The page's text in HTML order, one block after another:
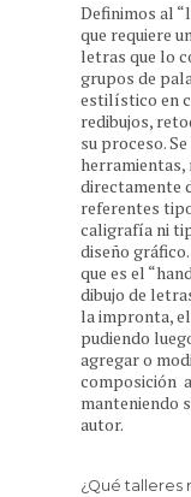
Definimos al
que requiere
letras que lo
grupos de
estilístico en
redibujos,
su proceso.
herramientas,
directamente
referentes
caligrafía ni
diseño
que es el
dibujo de
la impronta,
pudiendo
agregar o
composición
manteniendo
autor.
¿Qué talleres